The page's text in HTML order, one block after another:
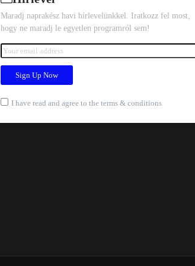
Maradj naprakész havi hírlevelünkkel. Iratkozz fel most,
hogy ne maradj le egyetlen programról sem!
I have read and agree to the terms & conditions